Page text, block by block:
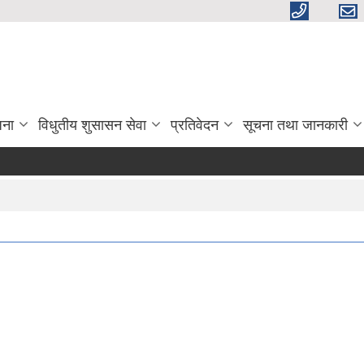
विधुतीय शुसासन सेवा प्रतिवेदन सूचना तथा जानकारी